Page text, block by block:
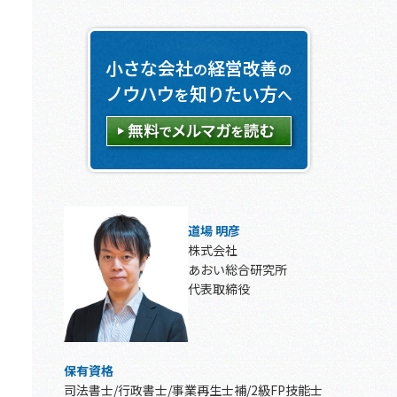
道場 明彦
株式会社
あおい総合研究所
代表取締役
保有資格
司法書士/行政書士/事業再生士補/2級FP技能士